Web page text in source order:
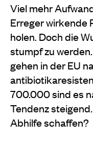
Viel mehr
Erreger wirkende
holen. Doch die
stumpf zu
gehen in der EU
700.000 sind es
Tendenz
Abhilfe schaffen?